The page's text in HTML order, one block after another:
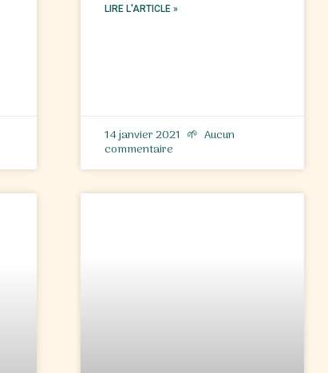
LIRE L'ARTICLE »
14 janvier 2021 Aucun
commentaire